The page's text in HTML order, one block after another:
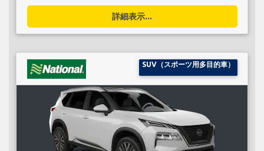
詳細表示...
SUV（スポーツ用多目的車）